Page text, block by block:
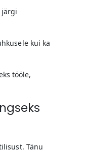
järgi
kui ka
tööle,
Tänu